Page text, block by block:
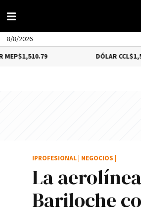
8/8/2026
$1,559.41
La
Bariloche
IPROFESIONAL NEGOCIOS